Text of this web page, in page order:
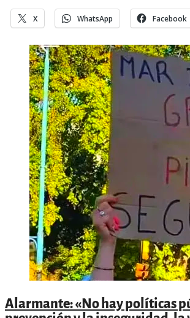
X WhatsApp Facebook
Alarmante: «No hay políticas